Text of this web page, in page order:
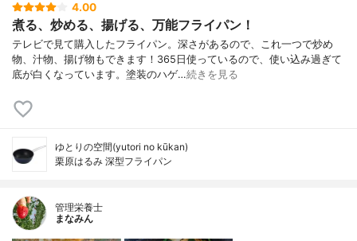
4.00
煮る、炒める、揚げる、万能フライパン！
テレビで見て購入したフライパン。深さがあるので、これ一つで炒め
物、汁物、揚げ物もできます！365日使っているので、使い込み過ぎて
底が白くなっています。塗装のハゲ…続きを見る
ゆとりの空間(yutori no kūkan)
栗原はるみ 深型フライパン
管理栄養士
まなみん